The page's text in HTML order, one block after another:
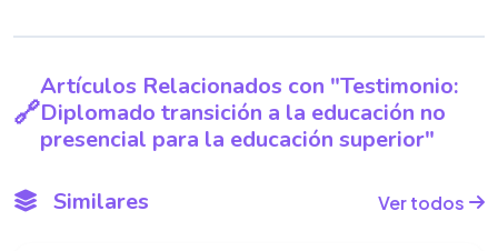
Artículos Relacionados con "Testimonio:
Diplomado transición a la educación no
presencial para la educación superior"
Similares Ver todos